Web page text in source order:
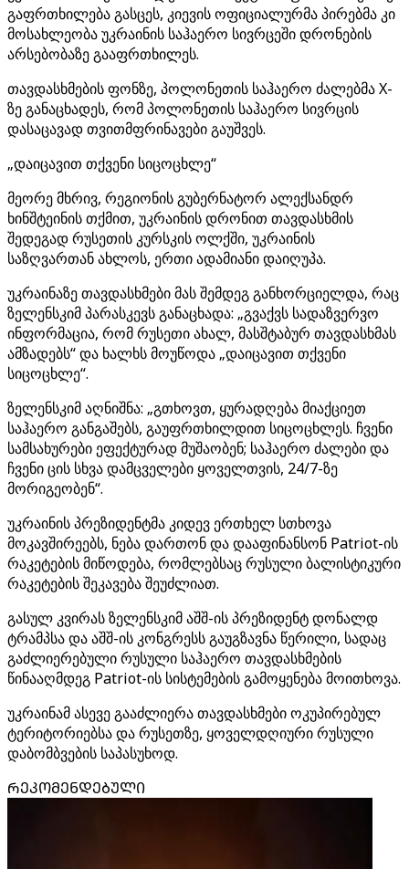
გაფრთხილება გასცეს, კიევის ოფიციალურმა პირებმა კი
მოსახლეობა უკრაინის საჰაერო სივრცეში დრონების
არსებობაზე გააფრთხილეს.
თავდასხმების ფონზე, პოლონეთის საჰაერო ძალებმა X-
ზე განაცხადეს, რომ პოლონეთის საჰაერო სივრცის
დასაცავად თვითმფრინავები გაუშვეს.
„დაიცავით თქვენი სიცოცხლე“
მეორე მხრივ, რეგიონის გუბერნატორ ალექსანდრ
ხინშტეინის თქმით, უკრაინის დრონით თავდასხმის
შედეგად რუსეთის კურსკის ოლქში, უკრაინის
საზღვართან ახლოს, ერთი ადამიანი დაიღუპა.
უკრაინაზე თავდასხმები მას შემდეგ განხორციელდა, რაც
ზელენსკიმ პარასკევს განაცხადა: „გვაქვს სადაზვერვო
ინფორმაცია, რომ რუსეთი ახალ, მასშტაბურ თავდასხმას
ამზადებს“ და ხალხს მოუწოდა „დაიცავით თქვენი
სიცოცხლე“.
ზელენსკიმ აღნიშნა: „გთხოვთ, ყურადღება მიაქციეთ
საჰაერო განგაშებს, გაუფრთხილდით სიცოცხლეს. ჩვენი
სამსახურები ეფექტურად მუშაობენ; საჰაერო ძალები და
ჩვენი ცის სხვა დამცველები ყოველთვის, 24/7-ზე
მორიგეობენ“.
უკრაინის პრეზიდენტმა კიდევ ერთხელ სთხოვა
მოკავშირეებს, ნება დართონ და დააფინანსონ Patriot-ის
რაკეტების მიწოდება, რომლებსაც რუსული ბალისტიკური
რაკეტების შეკავება შეუძლიათ.
გასულ კვირას ზელენსკიმ აშშ-ის პრეზიდენტ დონალდ
ტრამპსა და აშშ-ის კონგრესს გაუგზავნა წერილი, სადაც
გაძლიერებული რუსული საჰაერო თავდასხმების
წინააღმდეგ Patriot-ის სისტემების გამოყენება მოითხოვა.
უკრაინამ ასევე გააძლიერა თავდასხმები ოკუპირებულ
ტერიტორიებსა და რუსეთზე, ყოველდღიური რუსული
დაბომბვების საპასუხოდ.
ᲠᲔᲙᲝᲛᲔᲜᲓᲔᲑᲣᲚᲘ